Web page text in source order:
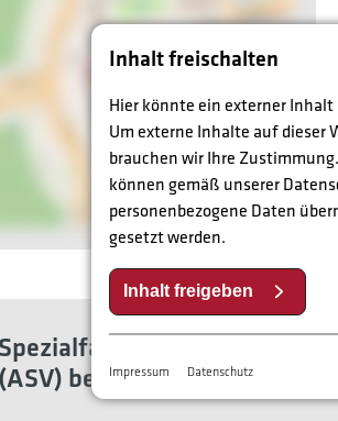
Inhalt freischalten
Hier könnte ein externer
Um externe Inhalte auf dieser
brauchen wir Ihre
können gemäß unserer
personenbezogene Daten
gesetzt werden.
Inhalt freigeben
Impressum Datenschutz
bei DIAKOVERE